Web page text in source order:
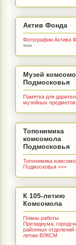
Актив Фонда
Фотографии Актива
>>>
Музей
Подмосковья
Памятка для
музейных предметов
Топонимика
комсомола
Подмосковья
Топонимика
Подмосковья >>>
К 105-летию
Комсомола
Планы работы
Президиума,
районных отделений
летию ВЛКСМ